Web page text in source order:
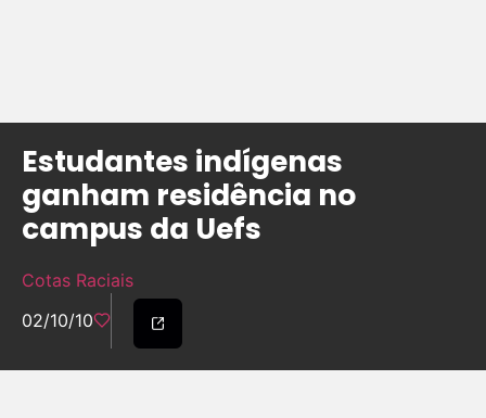
Estudantes indígenas
ganham residência no
campus da Uefs
Cotas Raciais
02/10/10